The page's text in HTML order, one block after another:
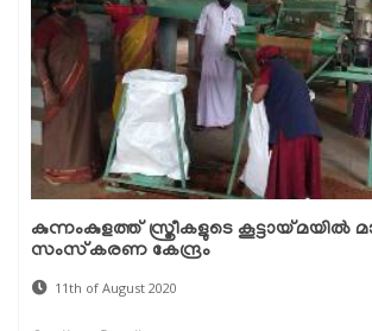
കുന്നംകുളത്ത് സ്ത്രീകളുടെ കൂട്ടായ്മയില്‍
സംസ്‌കരണ കേന്ദ്രം
11th of August 2020